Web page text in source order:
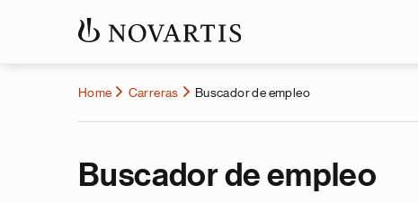
Home Carreras Buscador de empleo
Buscador de empleo